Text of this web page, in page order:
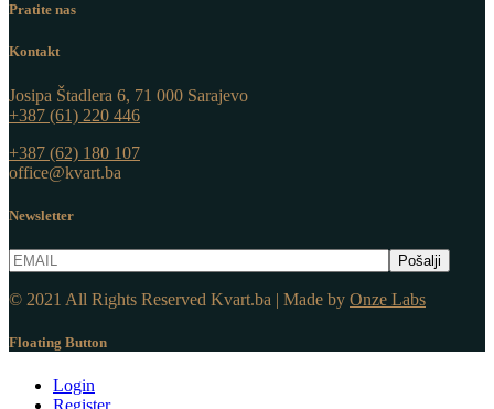
Pratite nas
Kontakt
Josipa Štadlera 6, 71 000 Sarajevo
+387 (61) 220 446
+387 (62) 180 107
office@kvart.ba
Newsletter
© 2021 All Rights Reserved Kvart.ba | Made by Onze Labs
Floating Button
Login